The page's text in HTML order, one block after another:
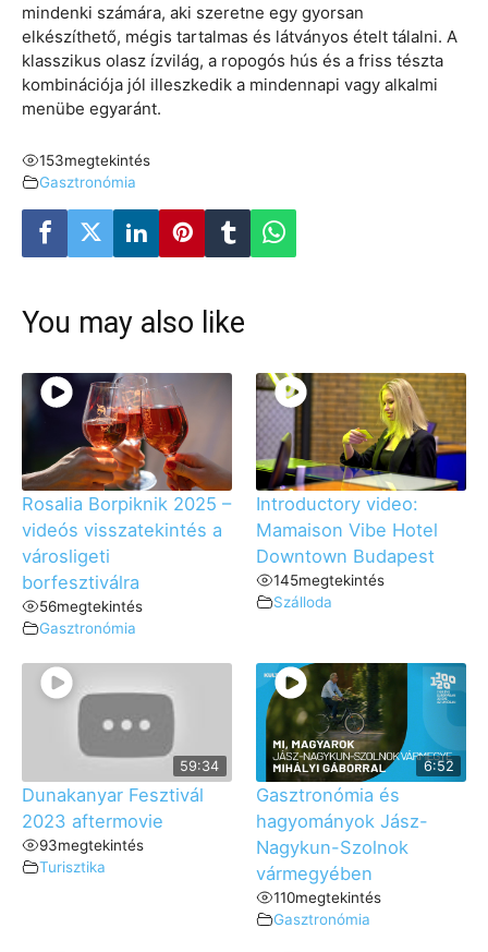
mindenki számára, aki szeretne egy gyorsan
elkészíthető, mégis tartalmas és látványos ételt tálalni. A
klasszikus olasz ízvilág, a ropogós hús és a friss tészta
kombinációja jól illeszkedik a mindennapi vagy alkalmi
menübe egyaránt.
153megtekintés
Gasztronómia
You may also like
Rosalia Borpiknik 2025 –
videós visszatekintés a
városligeti
borfesztiválra
56megtekintés
Gasztronómia
Introductory video:
Mamaison Vibe Hotel
Downtown Budapest
145megtekintés
Szálloda
59:34
Dunakanyar Fesztivál
2023 aftermovie
93megtekintés
Turisztika
6:52
Gasztronómia és
hagyományok Jász-
Nagykun-Szolnok
vármegyében
110megtekintés
Gasztronómia